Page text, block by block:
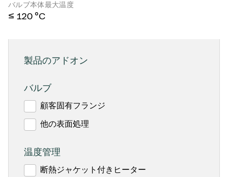
バルブ本体最大温度
≤ 120 °C
製品のアドオン
バルブ
顧客固有フランジ
他の表面処理
温度管理
断熱ジャケット付きヒーター